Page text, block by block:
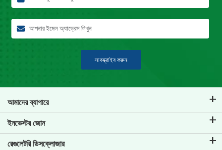
সাবস্ক্রাইব করুন
আমাদের ব্যাপারে
টিভিএস ক্রেডিট সম্পর্কে
আমাদের ব্র্যান্ড সম্পর্কে জানুন
মূল প্রোফাইল
ইনভেস্টর জোন
কর্পোরেট গভর্নেন্স
রেগুলেটরি ডিসক্লোজার